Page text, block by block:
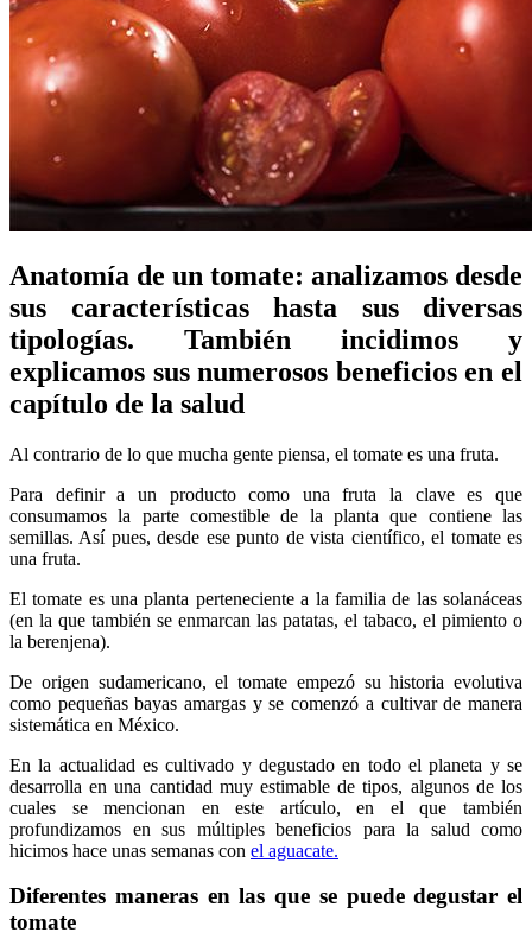
Anatomía de un tomate: analizamos desde
sus características hasta sus diversas
tipologías. También incidimos y
explicamos sus numerosos beneficios en el
capítulo de la salud
Al contrario de lo que mucha gente piensa, el tomate es una fruta.
Para definir a un producto como una fruta la clave es que
consumamos la parte comestible de la planta que contiene las
semillas. Así pues, desde ese punto de vista científico, el tomate es
una fruta.
El tomate es una planta perteneciente a la familia de las solanáceas
(en la que también se enmarcan las patatas, el tabaco, el pimiento o
la berenjena).
De origen sudamericano, el tomate empezó su historia evolutiva
como pequeñas bayas amargas y se comenzó a cultivar de manera
sistemática en México.
En la actualidad es cultivado y degustado en todo el planeta y se
desarrolla en una cantidad muy estimable de tipos, algunos de los
cuales se mencionan en este artículo, en el que también
profundizamos en sus múltiples beneficios para la salud como
hicimos hace unas semanas con el aguacate.
Diferentes maneras en las que se puede degustar el
tomate